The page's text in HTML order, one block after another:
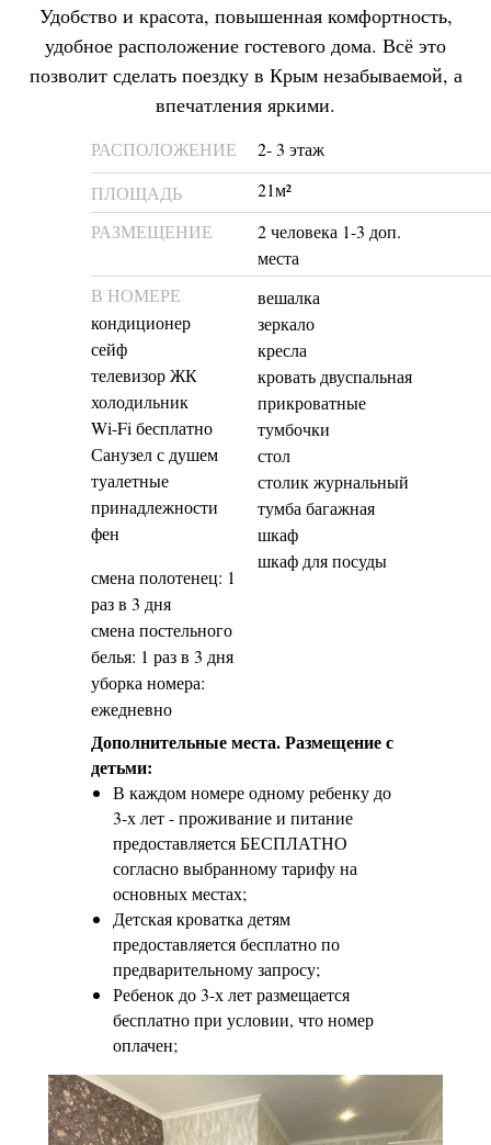
Удобство и красота, повышенная комфортность,
удобное расположение гостевого дома. Всё это
позволит сделать поездку в Крым незабываемой, а
впечатления яркими.
РАСПОЛОЖЕНИЕ
2- 3 этаж
ПЛОЩАДЬ
21м²
РАЗМЕЩЕНИЕ
2 человека 1-3 доп.
места
В НОМЕРЕ
вешалка
зеркало
кресла
кровать двуспальная
прикроватные
тумбочки
стол
столик журнальный
тумба багажная
шкаф
шкаф для посуды
кондиционер
сейф
телевизор ЖК
холодильник
Wi-Fi бесплатно
Санузел с душем
туалетные
принадлежности
фен
смена полотенец: 1
раз в 3 дня
смена постельного
белья: 1 раз в 3 дня
уборка номера:
ежедневно
Дополнительные места. Размещение с
детьми:
В каждом номере одному ребенку до
3-х лет - проживание и питание
предоставляется БЕСПЛАТНО
согласно выбранному тарифу на
основных местах;
Детская кроватка детям
предоставляется бесплатно по
предварительному запросу;
Ребенок до 3-х лет размещается
бесплатно при условии, что номер
оплачен;